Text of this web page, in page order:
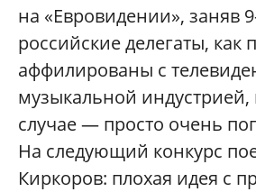
на «Евровидении», заняв
российские делегаты, как
аффилированы с
музыкальной индустрией,
случае — просто очень
На следующий конкурс
Киркоров: плохая идея с